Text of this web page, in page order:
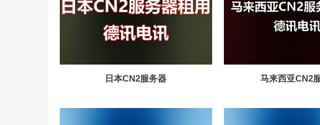
日本CN2服务器 马来西亚CN2